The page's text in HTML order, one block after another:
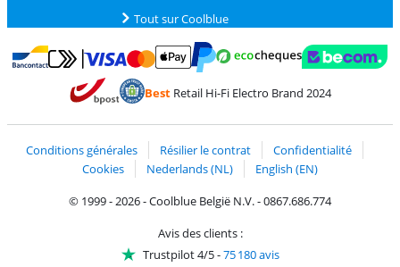
Tout sur Coolblue
Payer avec Bancontact
Payer avec MasterCard et Visa via ClickToPay
Payer avec PayPal
BestRetail Hi-Fi Electro Brand 2024
Conditions générales Résilier le contrat
Confidentialité
Cookies
Nederlands (NL)
English (EN)
© 1999 - 2026 - Coolblue België N.V. - 0867.686.774
Avis des clients :
Trustpilot 4/5-75 180 avis